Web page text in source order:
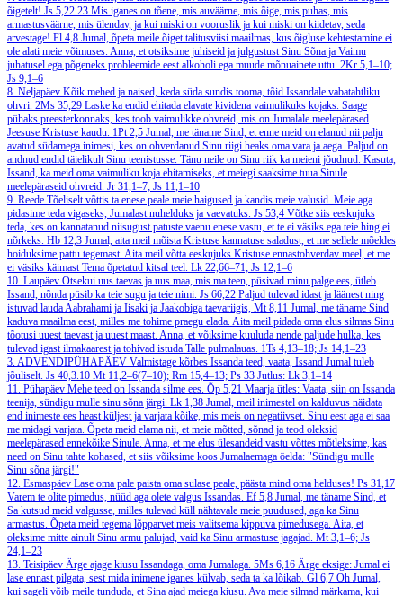
õigetelt! Js 5,22.23 Mis iganes on tõene, mis auväärne, mis õige, mis puhas, mis
armastusväärne, mis ülendav, ja kui miski on vooruslik ja kui miski on kiidetav, seda
arvestage! Fl 4,8 Jumal, õpeta meile õiget talitusviisi maailmas, kus õigluse kehtestamine ei
ole alati meie võimuses. Anna, et otsiksime juhiseid ja julgustust Sinu Sõna ja Vaimu
juhatusel ega põgeneks probleemide eest alkoholi ega muude mõnuainete uttu. 2Kr 5,1–10;
Js 9,1–6
8. Neljapäev Kõik mehed ja naised, keda süda sundis tooma, tõid Issandale vabatahtliku
ohvri. 2Ms 35,29 Laske ka endid ehitada elavate kividena vaimulikuks kojaks. Saage
pühaks preesterkonnaks, kes toob vaimulikke ohvreid, mis on Jumalale meelepärased
Jeesuse Kristuse kaudu. 1Pt 2,5 Jumal, me täname Sind, et enne meid on elanud nii palju
avatud südamega inimesi, kes on ohverdanud Sinu riigi heaks oma vara ja aega. Paljud on
andnud endid täielikult Sinu teenistusse. Tänu neile on Sinu riik ka meieni jõudnud. Kasuta,
Issand, ka meid oma vaimuliku koja ehitamiseks, et meiegi saaksime tuua Sinule
meelepäraseid ohvreid. Jr 31,1–7; Js 11,1–10
9. Reede Tõeliselt võttis ta enese peale meie haigused ja kandis meie valusid. Meie aga
pidasime teda vigaseks, Jumalast nuhelduks ja vaevatuks. Js 53,4 Võtke siis eeskujuks
teda, kes on kannatanud niisugust patuste vaenu enese vastu, et te ei väsiks ega teie hing ei
nõrkeks. Hb 12,3 Jumal, aita meil mõista Kristuse kannatuse saladust, et me sellele mõeldes
hoiduksime pattu tegemast. Aita meil võtta eeskujuks Kristuse ennastohverdav meel, et me
ei väsiks käimast Tema õpetatud kitsal teel. Lk 22,66–71; Js 12,1–6
10. Laupäev Otsekui uus taevas ja uus maa, mis ma teen, püsivad minu palge ees, ütleb
Issand, nõnda püsib ka teie sugu ja teie nimi. Js 66,22 Paljud tulevad idast ja läänest ning
istuvad lauda Aabrahami ja Iisaki ja Jaakobiga taevariigis, Mt 8,11 Jumal, me täname Sind
kaduva maailma eest, milles me tohime praegu elada. Aita meil pidada oma elus silmas Sinu
tõotusi uuest taevast ja uuest maast. Anna, et võiksime kuuluda nende paljude hulka, kes
tulevad igast ilmakaarest ja tohivad istuda Talle pulmalauas. 1Ts 4,13–18; Js 14,1–23
3. ADVENDIPÜHAPÄEV Valmistage kõrbes Issanda teed, vaata, Issand Jumal tuleb
jõuliselt. Js 40,3.10 Mt 11,2–6(7–10); Rm 15,4–13; Ps 33 Jutlus: Lk 3,1–14
11. Pühapäev Mehe teed on Issanda silme ees. Õp 5,21 Maarja ütles: Vaata, siin on Issanda
teenija, sündigu mulle sinu sõna järgi. Lk 1,38 Jumal, meil inimestel on kalduvus näidata
end inimeste ees heast küljest ja varjata kõike, mis meis on negatiivset. Sinu eest aga ei saa
me midagi varjata. Õpeta meid elama nii, et meie mõtted, sõnad ja teod oleksid
meelepärased ennekõike Sinule. Anna, et me elus ülesandeid vastu võttes mõtleksime, kas
need on Sinu tahte kohased, et siis võiksime koos Jumalaemaga öelda: "Sündigu mulle
Sinu sõna järgi!"
12. Esmaspäev Lase oma pale paista oma sulase peale, päästa mind oma helduses! Ps 31,17
Varem te olite pimedus, nüüd aga olete valgus Issandas. Ef 5,8 Jumal, me täname Sind, et
Sa kutsud meid valgusse, milles tulevad küll nähtavale meie puudused, aga ka Sinu
armastus. Õpeta meid tegema lõpparvet meis valitsema kippuva pimedusega. Aita, et
oleksime mitte ainult Sinu armu palujad, vaid ka Sinu armastuse jagajad. Mt 3,1–6; Js
24,1–23
13. Teisipäev Ärge ajage kiusu Issandaga, oma Jumalaga. 5Ms 6,16 Ärge eksige: Jumal ei
lase ennast pilgata, sest mida inimene iganes külvab, seda ta ka lõikab. Gl 6,7 Oh Jumal,
kui sageli võib meile tunduda, et Sina ajad meiega kiusu. Ava meie silmad märkama, kui